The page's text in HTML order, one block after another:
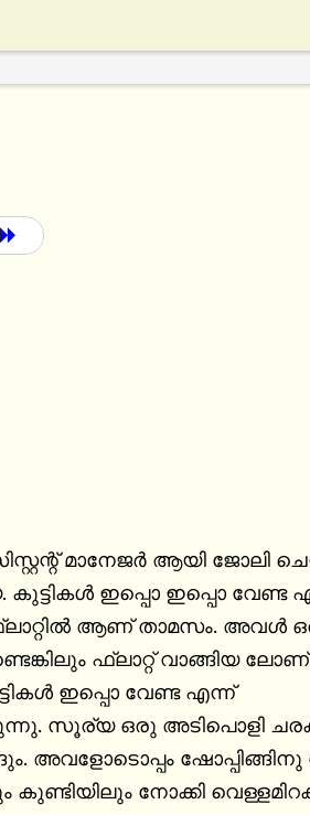
മാനേജർ ആയി ജോലി
ഇപ്പൊ ഇപ്പൊ വേണ്ട
ആണ് താമസം. അവൾ
ഫ്ലാറ്റ് വാങ്ങിയ
ഇപ്പൊ വേണ്ട എന്ന്
സൂര്യ ഒരു അടിപൊളി
അവളോടൊപ്പം
നോക്കി